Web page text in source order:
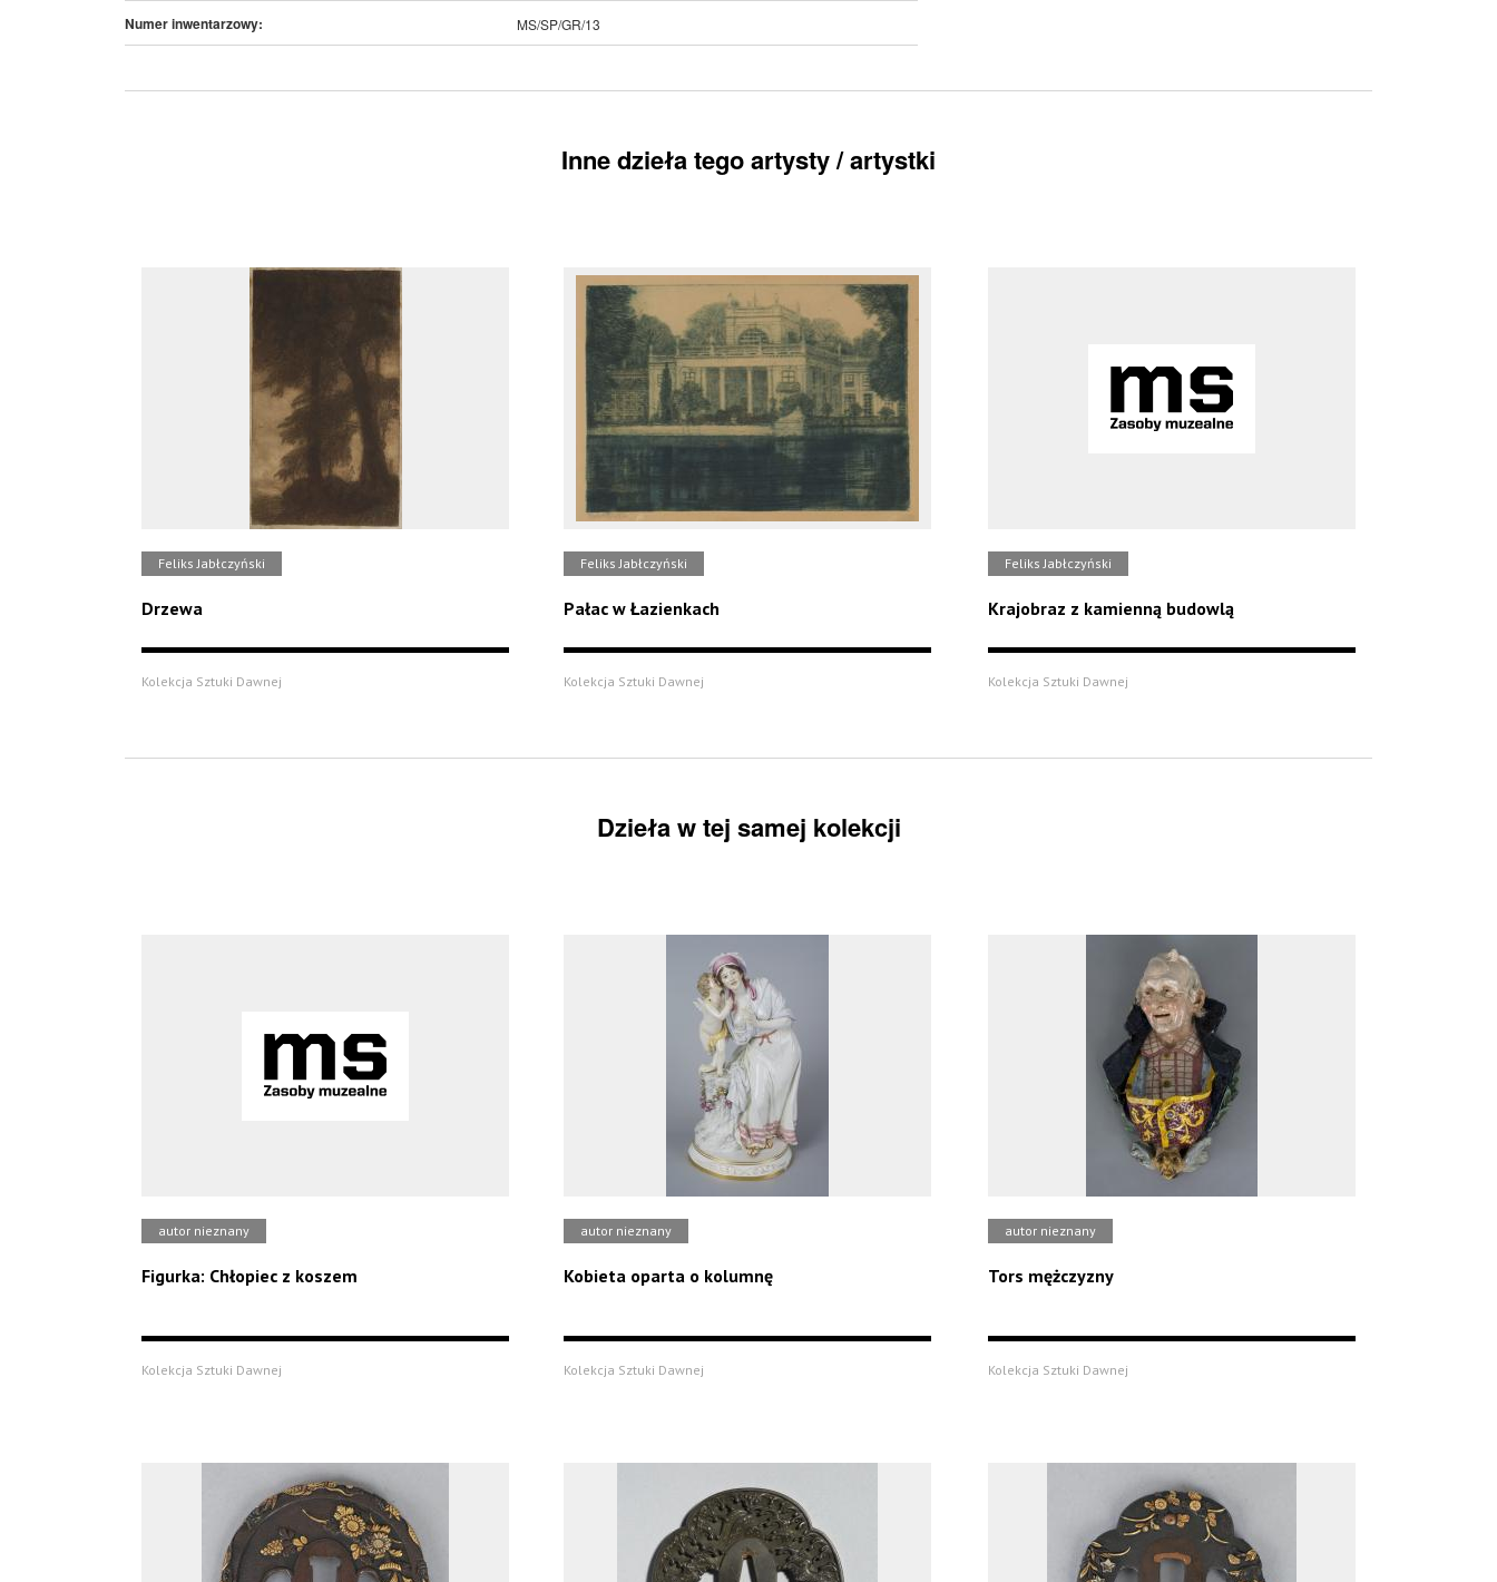
Numer inwentarzowy: MS/SP/GR/13
Inne dzieła tego artysty / artystki
Feliks Jabłczyński
Drzewa
Kolekcja Sztuki Dawnej
Feliks Jabłczyński
Pałac w Łazienkach
Kolekcja Sztuki Dawnej
Feliks Jabłczyński
Krajobraz z kamienną budowlą
Kolekcja Sztuki Dawnej
Dzieła w tej samej kolekcji
autor nieznany
Figurka: Chłopiec z koszem
Kolekcja Sztuki Dawnej
autor nieznany
Kobieta oparta o kolumnę
Kolekcja Sztuki Dawnej
autor nieznany
Tors mężczyzny
Kolekcja Sztuki Dawnej